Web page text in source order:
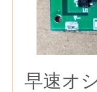
早速オ